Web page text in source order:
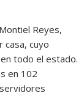
Reyes,
casa, cuyo
todo el estado.
en 102